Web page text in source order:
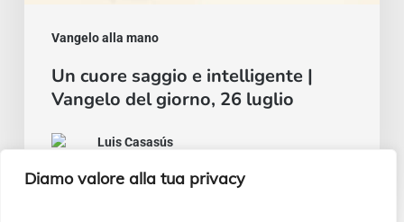
Diamo valore alla tua privacy
Vangelo alla mano
Un cuore saggio e intelligente |
Vangelo del giorno, 26 luglio
Luis Casasús